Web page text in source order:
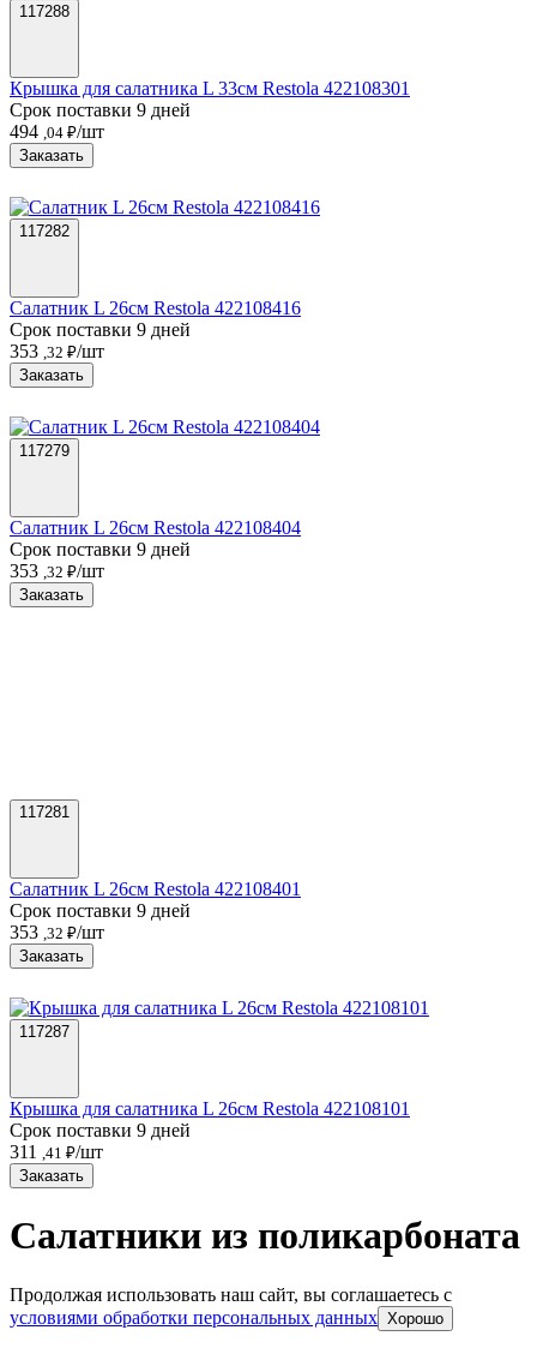
117288
Крышка для салатника L 33см Restola 422108301
Срок поставки 9 дней
494 ,04 ₽/шт
Заказать
117282
Салатник L 26см Restola 422108416
Срок поставки 9 дней
353 ,32 ₽/шт
Заказать
117279
Салатник L 26см Restola 422108404
Срок поставки 9 дней
353 ,32 ₽/шт
Заказать
117281
Салатник L 26см Restola 422108401
Срок поставки 9 дней
353 ,32 ₽/шт
Заказать
117287
Крышка для салатника L 26см Restola 422108101
Срок поставки 9 дней
311
,41 ₽/шт
Заказать
Салатники из поликарбоната
Продолжая использовать наш сайт, вы соглашаетесь c
условиями обработки персональных данных Хорошо